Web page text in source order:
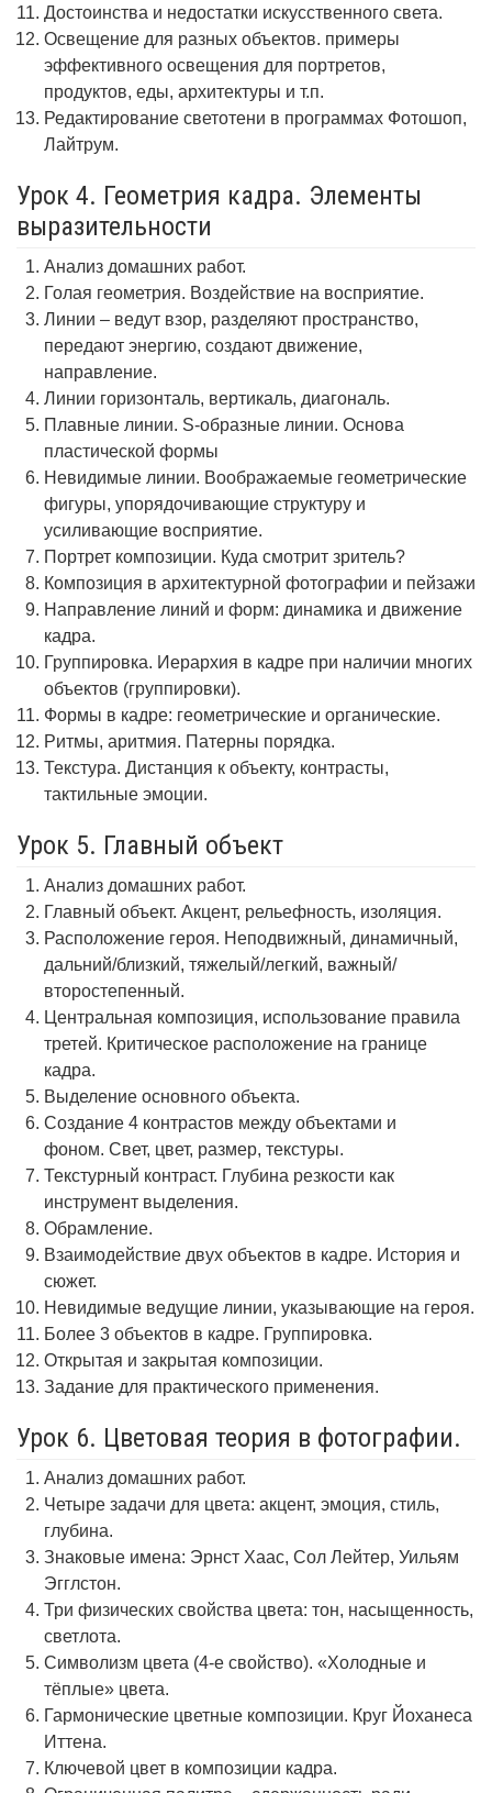
Достоинства и недостатки искусственного света.
Освещение для разных объектов. примеры
эффективного освещения для портретов,
продуктов, еды, архитектуры и т.п.
Редактирование светотени в программах Фотошоп,
Лайтрум.
Урок 4. Геометрия кадра. Элементы
выразительности
Анализ домашних работ.
Голая геометрия. Воздействие на восприятие.
Линии – ведут взор, разделяют пространство,
передают энергию, создают движение,
направление.
Линии горизонталь, вертикаль, диагональ.
Плавные линии. S-образные линии. Основа
пластической формы
Невидимые линии. Воображаемые геометрические
фигуры, упорядочивающие структуру и
усиливающие восприятие.
Портрет композиции. Куда смотрит зритель?
Композиция в архитектурной фотографии и пейзажи
Направление линий и форм: динамика и движение
кадра.
Группировка. Иерархия в кадре при наличии многих
объектов (группировки).
Формы в кадре: геометрические и органические.
Ритмы, аритмия. Патерны порядка.
Текстура. Дистанция к объекту, контрасты,
тактильные эмоции.
Урок 5. Главный объект
Анализ домашних работ.
Главный объект. Акцент, рельефность, изоляция.
Расположение героя. Неподвижный, динамичный,
дальний/близкий, тяжелый/легкий, важный/
второстепенный.
Центральная композиция, использование правила
третей. Критическое расположение на границе
кадра.
Выделение основного объекта.
Создание 4 контрастов между объектами и
фоном. Свет, цвет, размер, текстуры.
Текстурный контраст. Глубина резкости как
инструмент выделения.
Обрамление.
Взаимодействие двух объектов в кадре. История и
сюжет.
Невидимые ведущие линии, указывающие на героя.
Более 3 объектов в кадре. Группировка.
Открытая и закрытая композиции.
Задание для практического применения.
Урок 6. Цветовая теория в фотографии.
Анализ домашних работ.
Четыре задачи для цвета: акцент, эмоция, стиль,
глубина.
Знаковые имена: Эрнст Хаас, Сол Лейтер, Уильям
Эгглстон.
Три физических свойства цвета: тон, насыщенность,
светлота.
Символизм цвета (4-е свойство). «Холодные и
тёплые» цвета.
Гармонические цветные композиции. Круг Йоханеса
Иттена.
Ключевой цвет в композиции кадра.